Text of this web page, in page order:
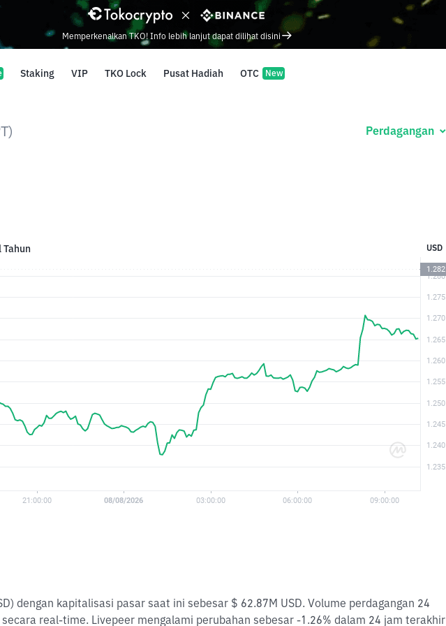
Staking VIP TKO Lock Pusat Hadiah OTC New
Memperkenalkan TKO! Info lebih lanjut dapat dilihat disini
Perdagangan
Tahun USD
dengan kapitalisasi pasar saat ini sebesar $ 62.87M USD. Volume perdagangan 24
real-time. Livepeer mengalami perubahan sebesar -1.26% dalam 24 jam terakhir